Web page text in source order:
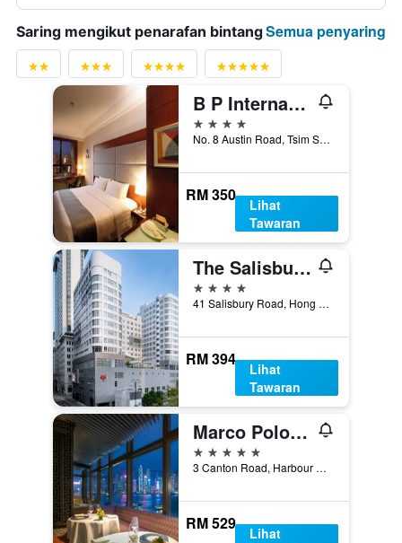
Saring mengikut penarafan bintangSemua penyaring
B P International
4 bintang
No. 8 Austin Road, Tsim Sha Tsui, Hong Kong, Hong Kong
RM 350
Lihat
Tawaran
The Salisbury - Ymca Of Hong Kong
4 bintang
41 Salisbury Road, Hong Kong, Hong Kong
RM 394
Lihat
Tawaran
Marco Polo Hongkong Hotel
5 bintang
3 Canton Road, Harbour City, Hong Kong, Hong Kong
RM 529
Lihat